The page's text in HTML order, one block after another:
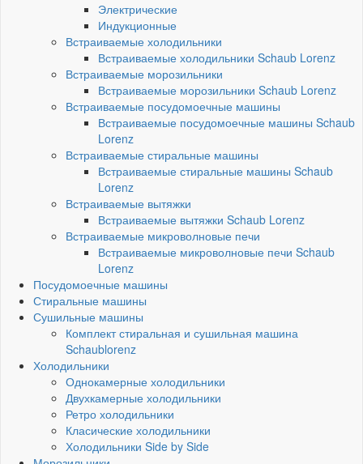
Электрические
Индукционные
Встраиваемые холодильники
Встраиваемые холодильники Schaub Lorenz
Встраиваемые морозильники
Встраиваемые морозильники Schaub Lorenz
Встраиваемые посудомоечные машины
Встраиваемые посудомоечные машины Schaub
Lorenz
Встраиваемые стиральные машины
Встраиваемые стиральные машины Schaub
Lorenz
Встраиваемые вытяжки
Встраиваемые вытяжки Schaub Lorenz
Встраиваемые микроволновые печи
Встраиваемые микроволновые печи Schaub
Lorenz
Посудомоечные машины
Стиральные машины
Сушильные машины
Комплект стиральная и сушильная машина
Schaublorenz
Холодильники
Однокамерные холодильники
Двухкамерные холодильники
Ретро холодильники
Класические холодильники
Холодильники Side by Side